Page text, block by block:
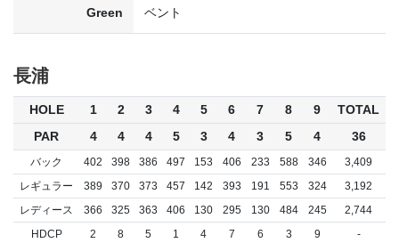
Green ベント
長浦
HOLE 1 2 3 4 5 6 7 8 9
TOTAL
PAR
4 4 4 5 3 4 3 5 4 36
バック 402 398 386 497 153 406 233 588 346
3,409
レギュラー
389 370 373 457 142 393 191 553 324
3,192
レディース
366 325 363 406 130 295 130 484 245
2,744
HDCP
2 8 5 1 4 7 6 3 9 -